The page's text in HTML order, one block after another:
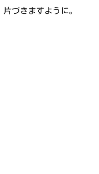
片づきますように。